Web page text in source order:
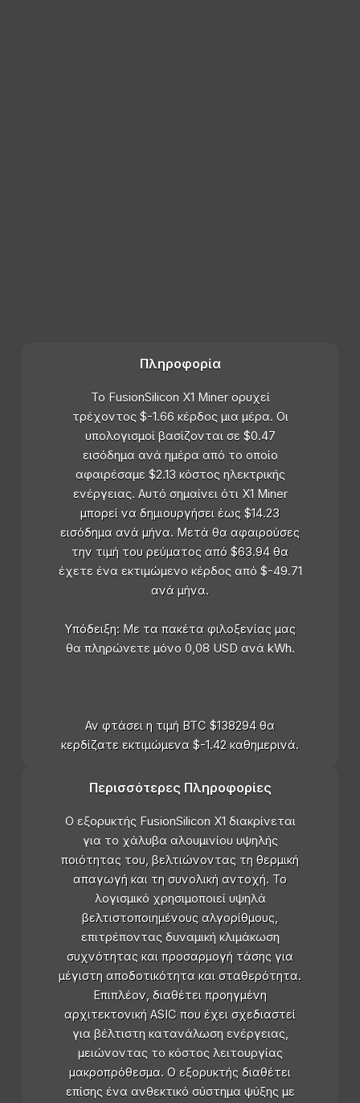
Πληροφορία
Το FusionSilicon X1 Miner ορυχεί
τρέχοντος $-1.66 κέρδος μια μέρα. Οι
υπολογισμοί βασίζονται σε $0.47
εισόδημα ανά ημέρα από το οποίο
αφαιρέσαμε $2.13 κόστος ηλεκτρικής
ενέργειας. Αυτό σημαίνει ότι X1 Miner
μπορεί να δημιουργήσει έως $14.23
εισόδημα ανά μήνα. Μετά θα αφαιρούσες
την τιμή του ρεύματος από $63.94 θα
έχετε ένα εκτιμώμενο κέρδος από $-49.71
ανά μήνα.
Υπόδειξη: Με τα πακέτα φιλοξενίας μας
θα πληρώνετε μόνο 0,08 USD ανά kWh.
Αν φτάσει η τιμή BTC $138294 θα
κερδίζατε εκτιμώμενα $-1.42 καθημερινά.
Περισσότερες Πληροφορίες
Ο εξορυκτής FusionSilicon X1 διακρίνεται
για το χάλυβα αλουμινίου υψηλής
ποιότητας του, βελτιώνοντας τη θερμική
απαγωγή και τη συνολική αντοχή. Το
λογισμικό χρησιμοποιεί υψηλά
βελτιστοποιημένους αλγορίθμους,
επιτρέποντας δυναμική κλιμάκωση
συχνότητας και προσαρμογή τάσης για
μέγιστη αποδοτικότητα και σταθερότητα.
Επιπλέον, διαθέτει προηγμένη
αρχιτεκτονική ASIC που έχει σχεδιαστεί
για βέλτιστη κατανάλωση ενέργειας,
μειώνοντας το κόστος λειτουργίας
μακροπρόθεσμα. Ο εξορυκτής διαθέτει
επίσης ένα ανθεκτικό σύστημα ψύξης με